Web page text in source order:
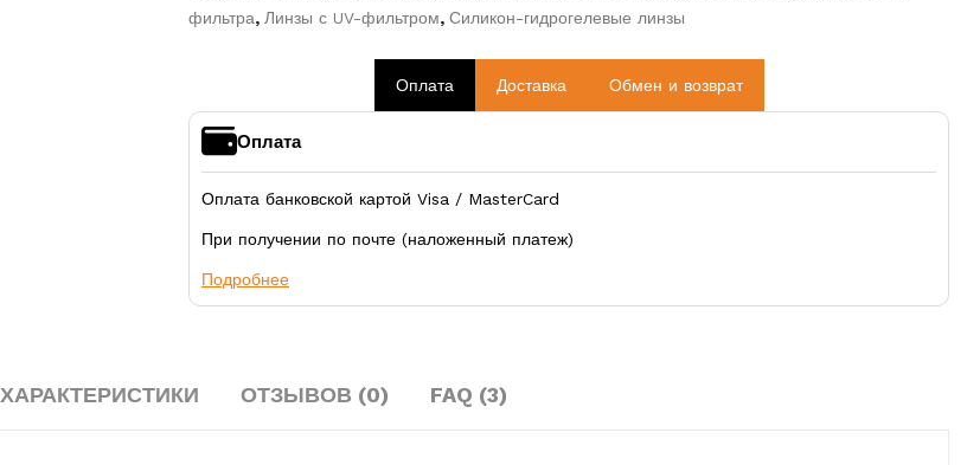
фильтра, Линзы с UV-фильтром, Силикон-гидрогелевые линзы
Оплата Доставка Обмен и возврат
Оплата
Оплата банковской картой Visa / MasterCard
При получении по почте (наложенный платеж)
Подробнее
ХАРАКТЕРИСТИКИ ОТЗЫВОВ (0) FAQ (3)